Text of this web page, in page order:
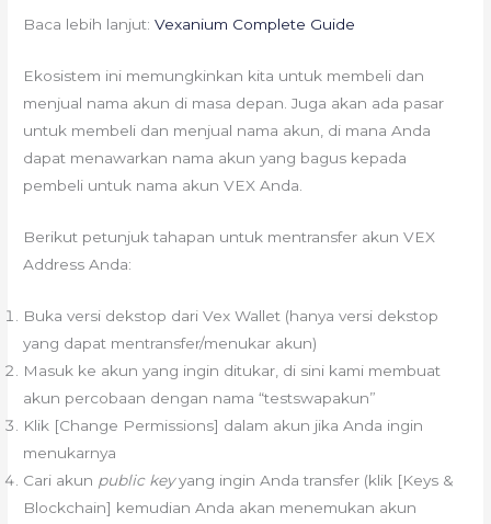
Baca lebih lanjut:Vexanium Complete Guide
Ekosistem ini memungkinkan kita untuk membeli dan
menjual nama akun di masa depan. Juga akan ada pasar
untuk membeli dan menjual nama akun, di mana Anda
dapat menawarkan nama akun yang bagus kepada
pembeli untuk nama akun VEX Anda.
Berikut petunjuk tahapan untuk mentransfer akun VEX
Address Anda:
Buka versi dekstop dari Vex Wallet (hanya versi dekstop
yang dapat mentransfer/menukar akun)
Masuk ke akun yang ingin ditukar, di sini kami membuat
akun percobaan dengan nama “testswapakun”
Klik [Change Permissions] dalam akun jika Anda ingin
menukarnya
Cari akun public keyyang ingin Anda transfer (klik [Keys &
Blockchain] kemudian Anda akan menemukan akun